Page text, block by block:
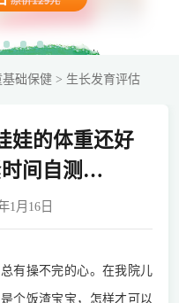
基础保健> 生长发育评估
娃的体重还好
时间自测…
1月16日
有操不完的心。在我院儿
个饭渣宝宝，怎样才可以